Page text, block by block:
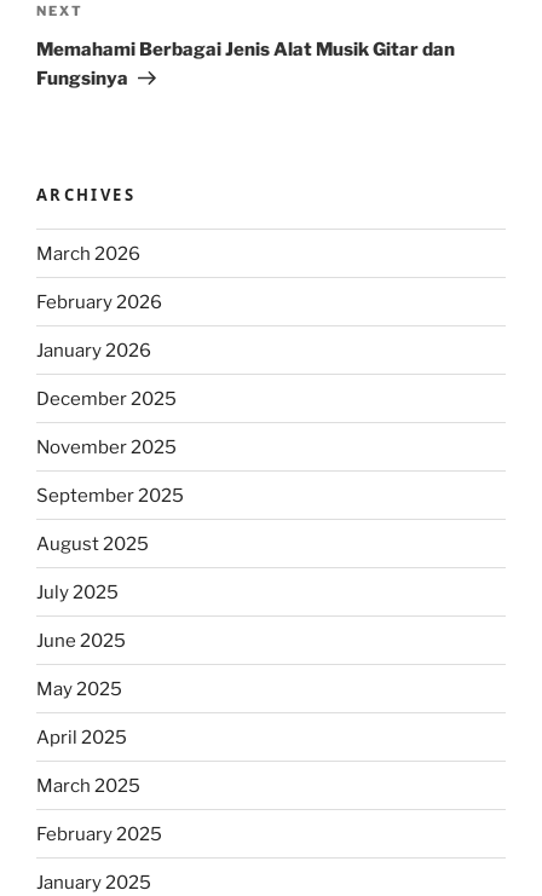
Next
Post
NEXT
Memahami Berbagai Jenis Alat Musik Gitar dan
Fungsinya
ARCHIVES
March 2026
February 2026
January 2026
December 2025
November 2025
September 2025
August 2025
July 2025
June 2025
May 2025
April 2025
March 2025
February 2025
January 2025